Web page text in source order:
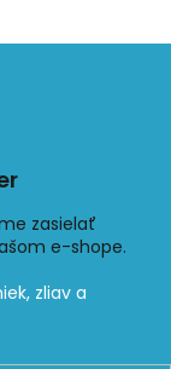
zasielať
e-shope.